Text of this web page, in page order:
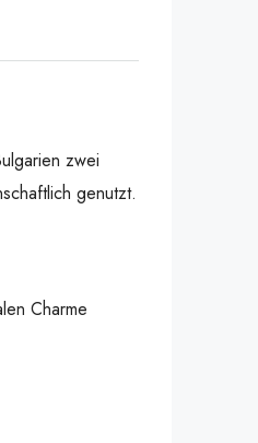
zwei
genutzt.
Charme